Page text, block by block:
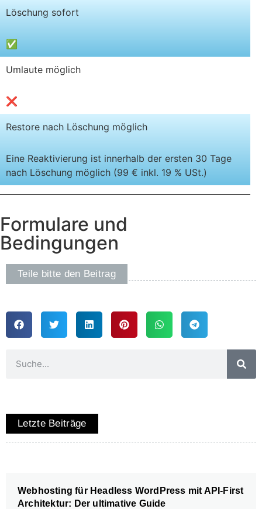
Löschung sofort
✅
Umlaute möglich
❌
Restore nach Löschung möglich
Eine Reaktivierung ist innerhalb der ersten 30 Tage
nach Löschung möglich (99 € inkl. 19 % USt.)
Formulare und
Bedingungen
Teile bitte den Beitrag
Letzte Beiträge
Webhosting für Headless WordPress mit API-First
Architektur: Der ultimative Guide